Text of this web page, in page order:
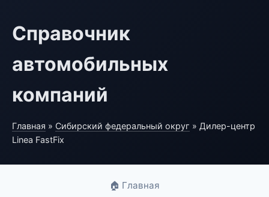
Справочник
автомобильных
компаний
Главная » Сибирский федеральный округ » Дилер-центр
Linea FastFix
🏠 Главная